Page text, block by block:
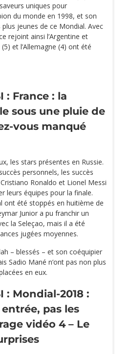
uniques pour
du monde en 1998, et son
plus jeunes de ce Mondial. Avec
rejoint ainsi l’Argentine et
et l’Allemagne (4) ont été
: France : la
sous une pluie de
vous manqué
les stars présentes en Russie.
personnels, les succès
Ronaldo et Lionel Messi
leurs équipes pour la finale.
ont été stoppés en huitième de
Junior a pu franchir un
la Seleçao, mais il a été
jugées moyennes.
– blessés – et son coéquipier
Sadio Mané n’ont pas non plus
en eux.
: Mondial-2018 :
pas les
vidéo 4 – Le